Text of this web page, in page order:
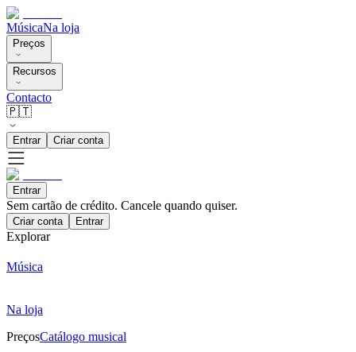
MúsicaNa loja
Preços
Recursos
Contacto
🇵🇹
Entrar Criar conta
Entrar
Sem cartão de crédito. Cancele quando quiser.
Criar conta Entrar
Explorar
Música
Na loja
PreçosCatálogo musical